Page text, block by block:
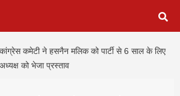
कमेटी ने हसनैन मलिक को पार्टी से 6 साल के लिए
को भेजा प्रस्ताव